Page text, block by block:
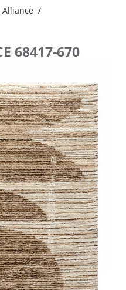
Alliance /
68417-670